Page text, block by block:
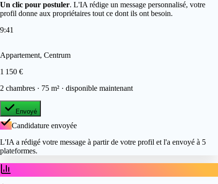
Un clic pour postuler. L'IA rédige un message personnalisé, votre
profil donne aux propriétaires tout ce dont ils ont besoin.
9:41
Appartement, Centrum
1 150 €
2 chambres · 75 m² · disponible maintenant
Envoyé
Candidature envoyée
L'IA a rédigé votre message à partir de votre profil et l'a envoyé à 5
plateformes.